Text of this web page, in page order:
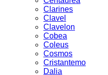
Clarines
Clavel
Clavelon
Cobea
Coleus
Cosmos
Cristantemo
Dalia